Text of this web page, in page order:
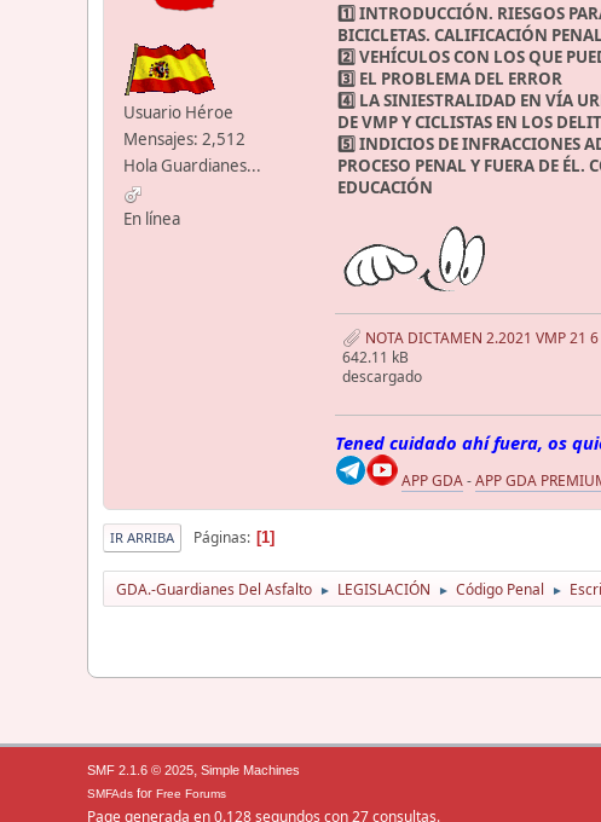
Usuario Héroe
Mensajes: 2,512
Hola Guardianes...
En línea
1️⃣ INTRODUCCIÓN. RIESGOS
BICICLETAS. CALIFICACIÓN
2️⃣ VEHÍCULOS CON LOS QUE
3️⃣ EL PROBLEMA DEL ERROR
4️⃣ LA SINIESTRALIDAD EN VÍA
DE VMP Y CICLISTAS EN LOS
5️⃣ INDICIOS DE INFRACCIONES
PROCESO PENAL Y FUERA DE
EDUCACIÓN
NOTA DICTAMEN 2.2021 VMP 21
642.11 kB
descargado
Tened cuidado ahí fuera, os
APP GDA-APP GDA
IR ARRIBA Páginas 1
GDA.-Guardianes Del Asfalto ► LEGISLACIÓN ► Código Penal ►
SMF 2.1.6 © 2025, Simple Machines
SMFAds for Free Forums
Page generada en 0.128 segundos con 27 consultas.